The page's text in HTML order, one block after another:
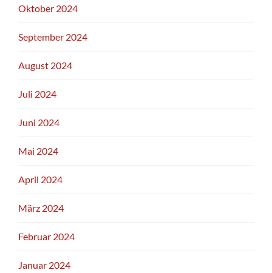
Oktober 2024
September 2024
August 2024
Juli 2024
Juni 2024
Mai 2024
April 2024
März 2024
Februar 2024
Januar 2024